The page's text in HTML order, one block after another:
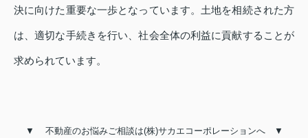
決に向けた重要な一歩となっています。土地を相続された方
は、適切な手続きを行い、社会全体の利益に貢献することが
求められています。
▼ 不動産のお悩みご相談は(株)サカエコーポレーションへ ▼